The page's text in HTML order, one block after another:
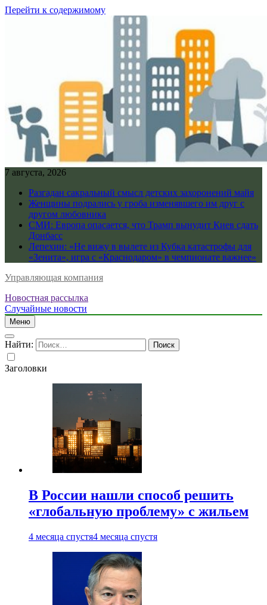
Перейти к содержимому
7 августа, 2026
Разгадан сакральный смысл детских захоронений майя
Женщины подрались у гроба изменявшего им друг с
другом любовника
СМИ: Европа опасается, что Трамп вынудит Киев сдать
Донбасс
Лепехин: «Не вижу в вылете из Кубка катастрофы для
«Зенита», игра с «Краснодаром» в чемпионате важнее»
Управляющая компания
Новостная рассылка
Случайные новости
Меню
Найти:
Заголовки
В России нашли способ решить
«глобальную проблему» с жильем
4 месяца спустя4 месяца спустя